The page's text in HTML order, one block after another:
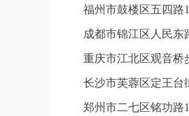
福州市鼓楼区五四路
成都市锦江区人民东
重庆市江北区观音桥
长沙市芙蓉区定王台
郑州市二七区铭功路